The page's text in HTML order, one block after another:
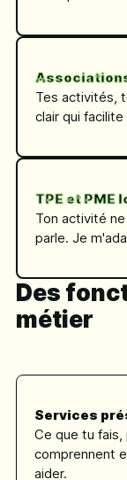
Tes activités,
clair qui
TPE et PME
Ton activité
parle. Je
Des
métier
Services
Ce que tu fais,
comprennent
aider.